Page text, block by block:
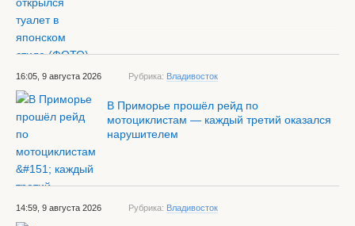
16:05, 9 августа 2026 Рубрика: Владивосток
В Приморье прошёл рейд по
мотоциклистам — каждый третий оказался
нарушителем
14:59, 9 августа 2026 Рубрика: Владивосток